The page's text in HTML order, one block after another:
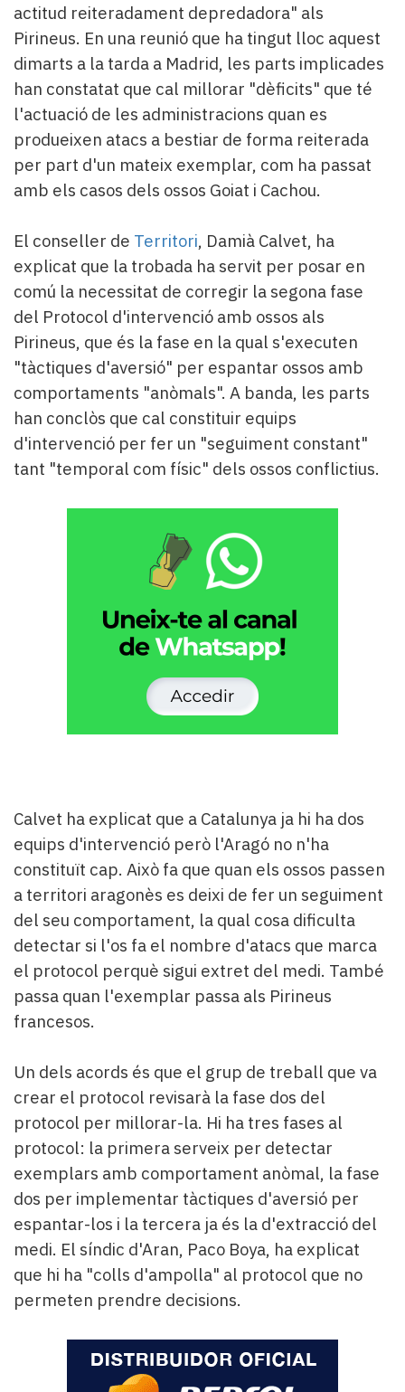
actitud reiteradament depredadora" als
Pirineus. En una reunió que ha tingut lloc aquest
dimarts a la tarda a Madrid, les parts implicades
han constatat que cal millorar "dèficits" que té
l'actuació de les administracions quan es
produeixen atacs a bestiar de forma reiterada
per part d'un mateix exemplar, com ha passat
amb els casos dels ossos Goiat i Cachou.
El conseller de Territori, Damià Calvet, ha
explicat que la trobada ha servit per posar en
comú la necessitat de corregir la segona fase
del Protocol d'intervenció amb ossos als
Pirineus, que és la fase en la qual s'executen
"tàctiques d'aversió" per espantar ossos amb
comportaments "anòmals". A banda, les parts
han conclòs que cal constituir equips
d'intervenció per fer un "seguiment constant"
tant "temporal com físic" dels ossos conflictius.
Calvet ha explicat que a Catalunya ja hi ha dos
equips d'intervenció però l'Aragó no n'ha
constituït cap. Això fa que quan els ossos passen
a territori aragonès es deixi de fer un seguiment
del seu comportament, la qual cosa dificulta
detectar si l'os fa el nombre d'atacs que marca
el protocol perquè sigui extret del medi. També
passa quan l'exemplar passa als Pirineus
francesos.
Un dels acords és que el grup de treball que va
crear el protocol revisarà la fase dos del
protocol per millorar-la. Hi ha tres fases al
protocol: la primera serveix per detectar
exemplars amb comportament anòmal, la fase
dos per implementar tàctiques d'aversió per
espantar-los i la tercera ja és la d'extracció del
medi. El síndic d'Aran, Paco Boya, ha explicat
que hi ha "colls d'ampolla" al protocol que no
permeten prendre decisions.